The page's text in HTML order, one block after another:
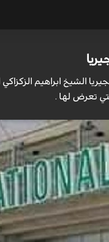
الشيخ ابراهيم
تعرض لها .